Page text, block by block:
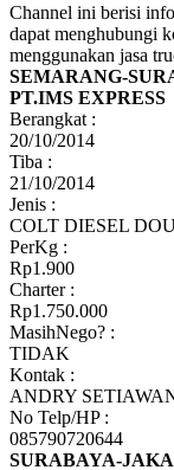
Channel ini berisi
dapat menghubungi
menggunakan jasa
SEMARANG-
PT.IMS EXPRESS
Berangkat :
20/10/2014
Tiba :
21/10/2014
Jenis :
COLT DIESEL
PerKg :
Rp1.900
Charter :
Rp1.750.000
MasihNego? :
TIDAK
Kontak :
ANDRY
No Telp/HP :
085790720644
SURABAYA-